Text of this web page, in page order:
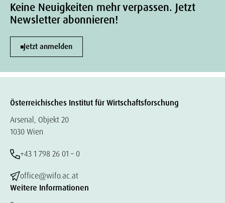
Keine Neuigkeiten mehr verpassen. Jetzt
Newsletter abonnieren!
Jetzt anmelden
Österreichisches Institut für Wirtschaftsforschung
Arsenal, Objekt 20
1030 Wien
+43 1 798 26 01 – 0
office@wifo.ac.at
Weitere Informationen